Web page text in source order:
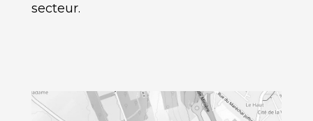
secteur.